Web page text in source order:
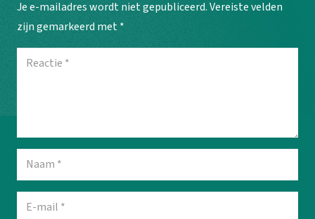
Je e-mailadres wordt niet gepubliceerd.Vereiste velden
zijn gemarkeerd met*